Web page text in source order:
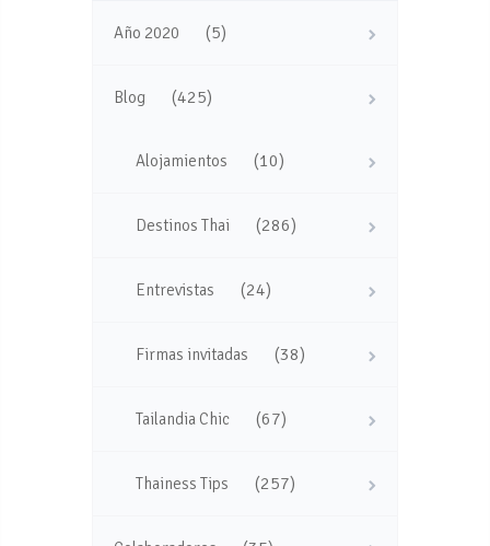
Año 2020 (5)
Blog (425)
Alojamientos (10)
Destinos Thai (286)
Entrevistas (24)
Firmas invitadas (38)
Tailandia Chic (67)
Thainess Tips (257)